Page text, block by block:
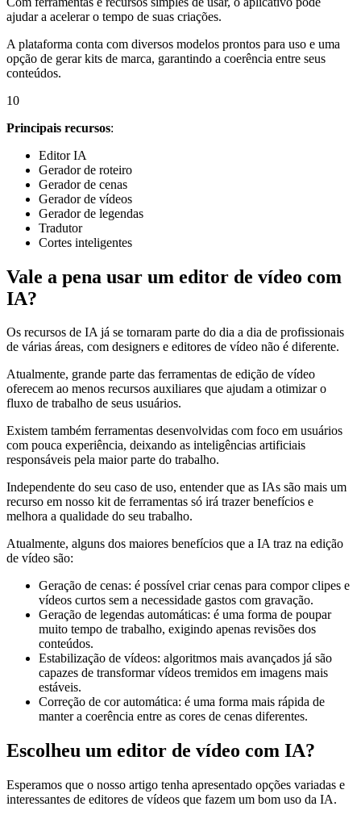
ajudar a acelerar o tempo de suas criações.
A plataforma conta com diversos modelos prontos para uso e uma
opção de gerar kits de marca, garantindo a coerência entre seus
conteúdos.
10
Principais recursos:
Editor IA
Gerador de roteiro
Gerador de cenas
Gerador de vídeos
Gerador de legendas
Tradutor
Cortes inteligentes
Vale a pena usar um editor de vídeo com
IA?
Os recursos de IA já se tornaram parte do dia a dia de profissionais
de várias áreas, com designers e editores de vídeo não é diferente.
Atualmente, grande parte das ferramentas de edição de vídeo
oferecem ao menos recursos auxiliares que ajudam a otimizar o
fluxo de trabalho de seus usuários.
Existem também ferramentas desenvolvidas com foco em usuários
com pouca experiência, deixando as inteligências artificiais
responsáveis pela maior parte do trabalho.
Independente do seu caso de uso, entender que as IAs são mais um
recurso em nosso kit de ferramentas só irá trazer benefícios e
melhora a qualidade do seu trabalho.
Atualmente, alguns dos maiores benefícios que a IA traz na edição
de vídeo são:
Geração de cenas: é possível criar cenas para compor clipes e
vídeos curtos sem a necessidade gastos com gravação.
Geração de legendas automáticas: é uma forma de poupar
muito tempo de trabalho, exigindo apenas revisões dos
conteúdos.
Estabilização de vídeos: algoritmos mais avançados já são
capazes de transformar vídeos tremidos em imagens mais
estáveis.
Correção de cor automática: é uma forma mais rápida de
manter a coerência entre as cores de cenas diferentes.
Escolheu um editor de vídeo com IA?
Esperamos que o nosso artigo tenha apresentado opções variadas e
interessantes de editores de vídeos que fazem um bom uso da IA.